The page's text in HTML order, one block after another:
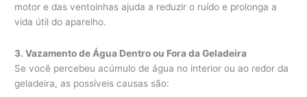
motor e das ventoinhas ajuda a reduzir o ruído e prolonga a
vida útil do aparelho.
3. Vazamento de Água Dentro ou Fora da Geladeira
Se você percebeu acúmulo de água no interior ou ao redor da
geladeira, as possíveis causas são: